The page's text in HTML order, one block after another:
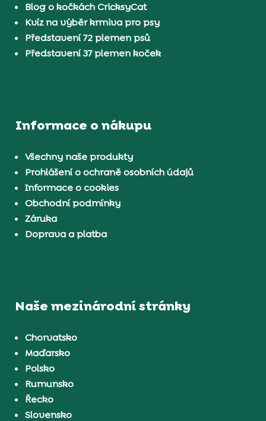
Blog o kočkách CricksyCat
Kvíz na výběr krmiva pro psy
Představení 72 plemen psů
Představení 37 plemen koček
Informace o nákupu
Všechny naše produkty
Prohlášení o ochraně osobních údajů
Informace o cookies
Obchodní podmínky
Záruka
Doprava a platba
Naše mezinárodní stránky
Chorvatsko
Maďarsko
Polsko
Rumunsko
Řecko
Slovensko